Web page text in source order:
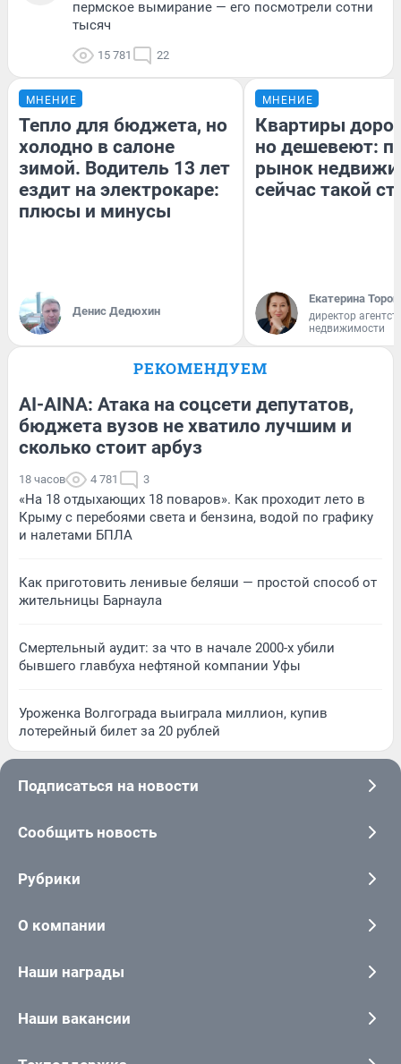
пермское вымирание — его посмотрели сотни
тысяч
15 781 22
МНЕНИЕ
Тепло для бюджета, но
холодно в салоне
зимой. Водитель 13 лет
ездит на электрокаре:
плюсы и минусы
Денис Дедюхин
МНЕНИЕ
Квартиры
но дешевеют:
рынок
сейчас такой
Екатерина
директор
недвижимости
РЕКОМЕНДУЕМ
AI-AINA: Атака на соцсети депутатов,
бюджета вузов не хватило лучшим и
сколько стоит арбуз
18 часов 4 781 3
«На 18 отдыхающих 18 поваров». Как проходит лето в
Крыму с перебоями света и бензина, водой по графику
и налетами БПЛА
Как приготовить ленивые беляши — простой способ от
жительницы Барнаула
Смертельный аудит: за что в начале 2000-х убили
бывшего главбуха нефтяной компании Уфы
Уроженка Волгограда выиграла миллион, купив
лотерейный билет за 20 рублей
Подписаться на новости
Сообщить новость
Рубрики
О компании
Наши награды
Наши вакансии